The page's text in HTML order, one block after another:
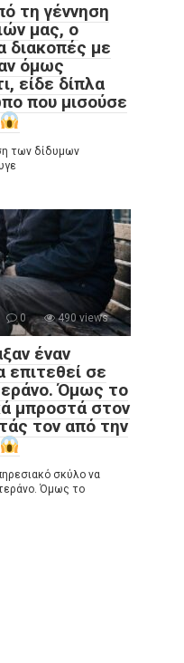
τη γέννηση
μας, ο
διακοπές με
όμως
είδε δίπλα
που μισούσε
των δίδυμων
0 490 views
έναν
επιτεθεί σε
Όμως το
μπροστά στον
τον από την
σκύλο να
Όμως το